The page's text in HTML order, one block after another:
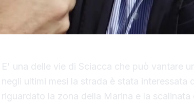
E' una delle vie di Sciacca che può vantare
negli ultimi mesi la strada è stata
riguardato la zona della Marina e la